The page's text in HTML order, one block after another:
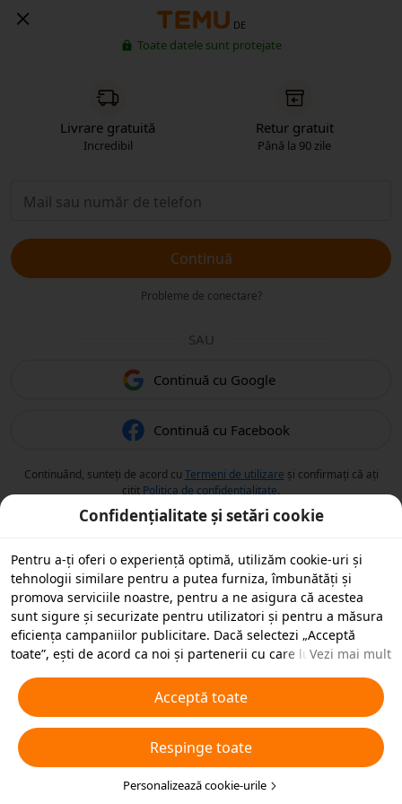
DE
Toate datele sunt protejate
Livrare gratuită
Incredibil
Retur gratuit
Până la 90 zile
Continuă
Probleme de conectare?
SAU
Continuă cu Google
Continuă cu Facebook
Continuând, sunteți de acord cu Termeni de utilizare și confirmați că ați
citit Politica de confidențialitate.
Confidențialitate și setări cookie
Pentru a-ți oferi o experiență optimă, utilizăm cookie-uri și
tehnologii similare pentru a putea furniza, îmbunătăți și
promova serviciile noastre, pentru a ne asigura că acestea
sunt sigure și securizate pentru utilizatori și pentru a măsura
eficiența campaniilor publicitare. Dacă selectezi „Acceptă
toate”, ești de acord ca noi și partenerii cu care lucrăm să
scopuri publicitare. De asemenea, poți „Respinge toate”
cookie-urile neesențiale sau poți alege ce tipuri de cookie-uri
dorești să accepți sau să dezactivezi, printr-un clic mai jos pe
„Personalizare cookie-uri” sau în orice moment în setările de
confidențialitate. Pentru mai multe detalii, veziPolitica noastră
privind cookie-urile și tehnologiile similare .
Vezi mai mult
Acceptă toate
Respinge toate
Personalizează cookie-urile